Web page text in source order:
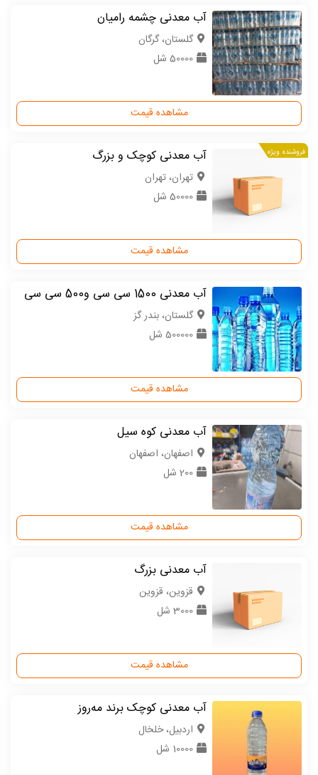
آب معدنی چشمه رامیان
گلستان، گرگان
50000 شل
مشاهده قیمت
فروشنده ویژه آب معدنی کوچک و بزرگ
تهران، تهران
50000 شل
مشاهده قیمت
آب معدنی 1500 سی سی و500 سی سی
گلستان، بندر گز
500000 شل
مشاهده قیمت
آب معدنی کوه سیل
اصفهان، اصفهان
200 شل
مشاهده قیمت
آب معدنی بزرگ
قزوین، قزوین
3000 شل
مشاهده قیمت
آب معدنی کوچک برند مه‌روز
اردبیل، خلخال
10000 شل